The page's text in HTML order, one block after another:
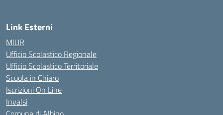
Link Esterni
MIUR
Ufficio Scolastico Regionale
Ufficio Scolastico Territoriale
Scuola in Chiaro
Iscrizioni On Line
Invalsi